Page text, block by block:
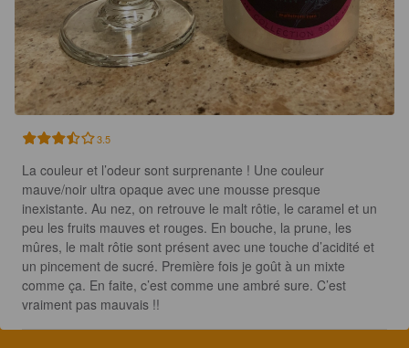
3.5
La couleur et l’odeur sont surprenante ! Une couleur
mauve/noir ultra opaque avec une mousse presque
inexistante. Au nez, on retrouve le malt rôtie, le caramel et un
peu les fruits mauves et rouges. En bouche, la prune, les
mûres, le malt rôtie sont présent avec une touche d’acidité et
un pincement de sucré. Première fois je goût à un mixte
comme ça. En faite, c’est comme une ambré sure. C’est
vraiment pas mauvais !!